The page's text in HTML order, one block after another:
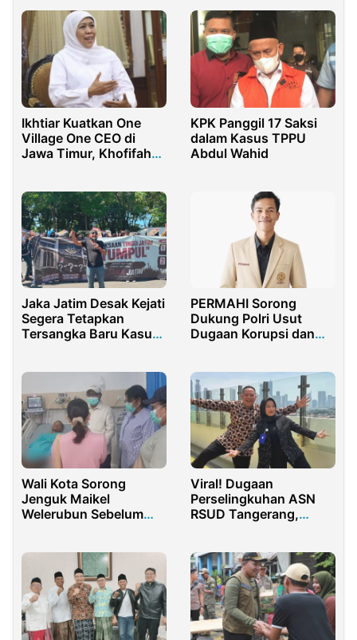
Ikhtiar Kuatkan One
Village One CEO di
Jawa Timur, Khofifah
KPK Panggil 17 Saksi
dalam Kasus TPPU
Abdul Wahid
Jaka Jatim Desak Kejati
Segera Tetapkan
Tersangka Baru Kasus
PERMAHI Sorong
Dukung Polri Usut
Dugaan Korupsi dan
Wali Kota Sorong
Jenguk Maikel
Welerubun Sebelum
Viral! Dugaan
Perselingkuhan ASN
RSUD Tangerang,
Pemeriksaan